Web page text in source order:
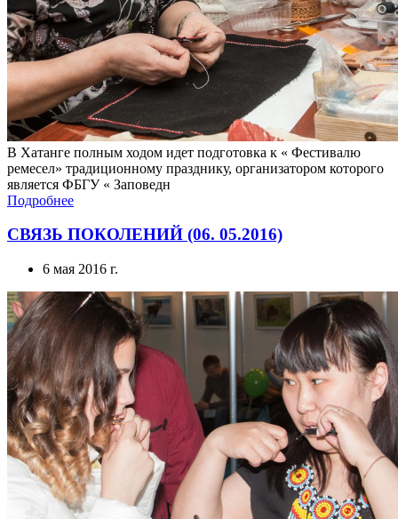
В Хатанге полным ходом идет подготовка к « Фестивалю
ремесел» традиционному празднику, организатором которого
является ФБГУ « Заповедн
Подробнее
СВЯЗЬ ПОКОЛЕНИЙ (06. 05.2016)
6 мая 2016 г.